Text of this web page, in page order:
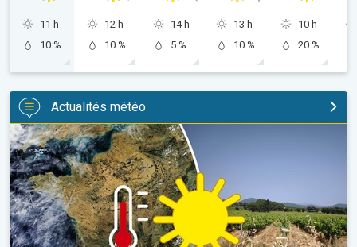
11 h
10 %
12 h
10 %
14 h
5 %
13 h
10 %
10 h
20 %
Actualités météo
Une sécheresse record en France. Absence notable de pluie. .